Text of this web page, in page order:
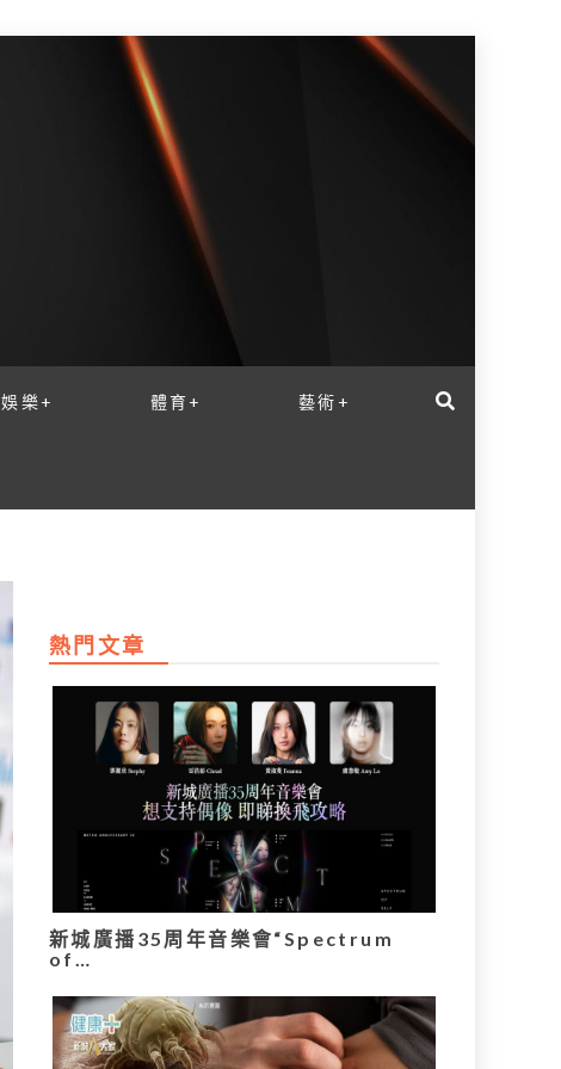
娛樂+ 體育+ 藝術+
熱門文章
新城廣播35周年音樂會“Spectrum
of…